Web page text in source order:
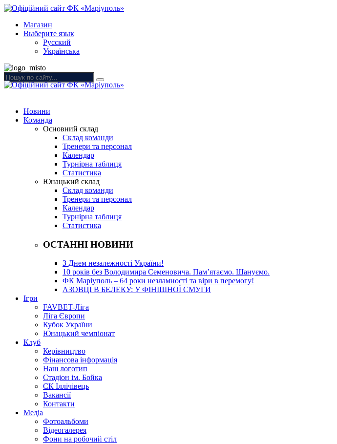
Магазин
Выберите язык
Русский
Українська
Новини
Команда
Основний склад
Склад команди
Тренери та персонал
Календар
Турнірна таблиця
Статистика
Юнацький склад
Склад команди
Тренери та персонал
Календар
Турнірна таблиця
Статистика
ОСТАННІ НОВИНИ
З Днем незалежності України!
10 років без Володимира Семеновича. Пам’ятаємо. Шануємо.
ФК Маріуполь – 64 роки незламності та віри в перемогу!
АЗОВЦІ В БЕЛЕКУ: У ФІНІШНОЇ СМУГИ
Ігри
FAVBET-Ліга
Ліга Європи
Кубок України
Юнацький чемпіонат
Клуб
Керівництво
Фінансова інформація
Наш логотип
Стадіон ім. Бойка
СК Іллічівець
Вакансії
Контакти
Медіа
Фотоальбоми
Відеогалерея
Фони на робочий стіл